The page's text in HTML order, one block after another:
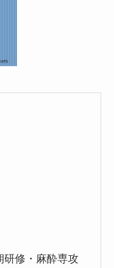
研修・麻酔専攻